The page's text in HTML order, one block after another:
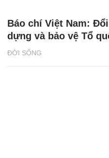
ĐỜI SỐNG
Báo chí Việt Nam:
dựng và bảo vệ Tổ